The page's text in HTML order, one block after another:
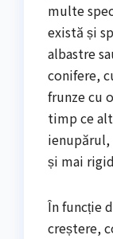
multe
există și
albastre
conifere,
frunze cu
timp ce
ienupărul,
și mai
În funcție
creștere,